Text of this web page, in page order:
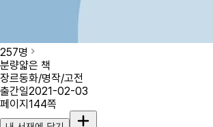
257명
분량얇은 책
장르동화/명작/고전
출간일2021-02-03
페이지 144쪽